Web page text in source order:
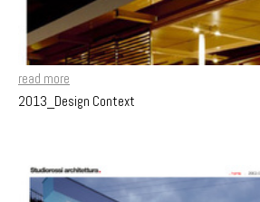
read more
2013_Design Context